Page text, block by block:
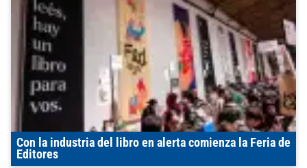
Con la industria del libro en alerta comienza la Feria de
Editores